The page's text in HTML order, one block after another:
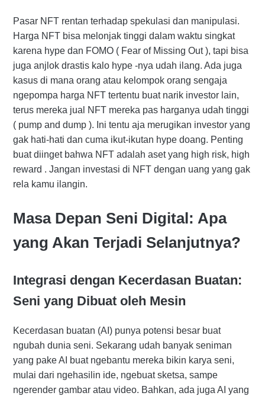
Pasar NFT rentan terhadap spekulasi dan manipulasi.
Harga NFT bisa melonjak tinggi dalam waktu singkat
karena hype dan FOMO ( Fear of Missing Out ), tapi bisa
juga anjlok drastis kalo hype -nya udah ilang. Ada juga
kasus di mana orang atau kelompok orang sengaja
ngepompa harga NFT tertentu buat narik investor lain,
terus mereka jual NFT mereka pas harganya udah tinggi
( pump and dump ). Ini tentu aja merugikan investor yang
gak hati-hati dan cuma ikut-ikutan hype doang. Penting
buat diinget bahwa NFT adalah aset yang high risk, high
reward . Jangan investasi di NFT dengan uang yang gak
rela kamu ilangin.
Masa Depan Seni Digital: Apa
yang Akan Terjadi Selanjutnya?
Integrasi dengan Kecerdasan Buatan:
Seni yang Dibuat oleh Mesin
Kecerdasan buatan (AI) punya potensi besar buat
ngubah dunia seni. Sekarang udah banyak seniman
yang pake AI buat ngebantu mereka bikin karya seni,
mulai dari ngehasilin ide, ngebuat sketsa, sampe
ngerender gambar atau video. Bahkan, ada juga AI yang